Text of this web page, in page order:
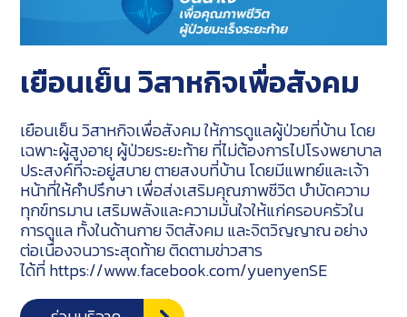
เยือนเย็น วิสาหกิจเพื่อสังคม
เยือนเย็น วิสาหกิจเพื่อสังคม ให้การดูแลผู้ป่วยที่บ้าน โดย
เฉพาะผู้สูงอายุ ผู้ป่วยระยะท้าย ที่ไม่ต้องการไปโรงพยาบาล
ประสงค์ที่จะอยู่สบาย ตายสงบที่บ้าน โดยมีแพทย์และเจ้า
หน้าที่ให้คำปรึกษา เพื่อส่งเสริมคุณภาพชีวิต บำบัดความ
ทุกข์ทรมาน เสริมพลังและความมั่นใจให้แก่ครอบครัวใน
การดูแล ทั้งในด้านกาย จิตสังคม และจิตวิญญาณ อย่าง
ต่อเนื่องจนวาระสุดท้าย ติดตามข่าวสาร
ได้ที่https://www.facebook.com/yuenyenSE